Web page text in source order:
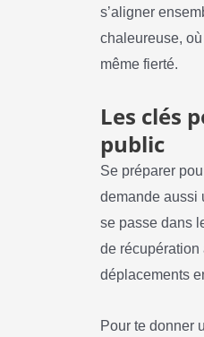
s’aligner
chaleureuse,
même fierté.
Les clés
public
Se préparer
demande aussi
se passe dans
de récupération
déplacements
Pour te donner